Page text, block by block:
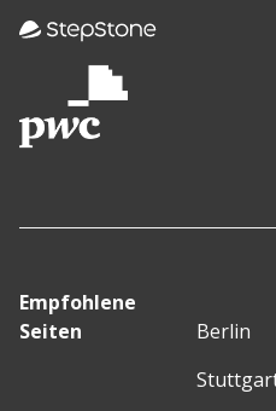
Empfohlene
Seiten
Berlin